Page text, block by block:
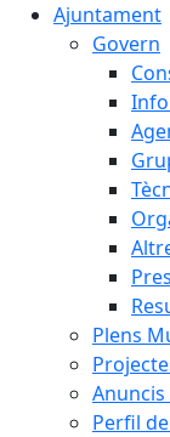
Ajuntament
Govern
Plens
Anuncis
Perfil